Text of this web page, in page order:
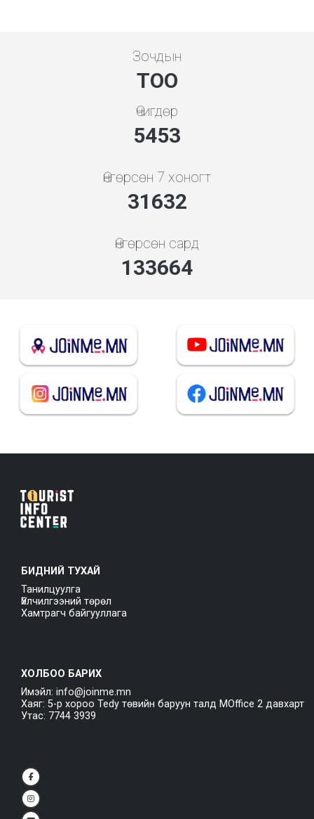
Зочдын
ТОО
Өчигдөр
5843
Өнгөрсөн 7 хоногт
33891
Өнгөрсөн сард
143211
БИДНИЙ ТУХАЙ
Танилцуулга
Үйлчилгээний төрөл
Хамтрагч байгууллага
ХОЛБОО БАРИХ
Имэйл: info@joinme.mn
Хаяг: 5-р хороо Tedy төвийн баруун талд MOffice 2 давхарт
Утас: 7744 3939